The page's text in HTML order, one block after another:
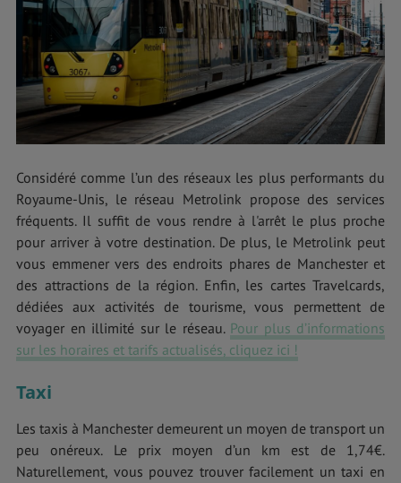
Considéré comme l’un des réseaux les plus performants du
Royaume-Unis, le réseau Metrolink propose des services
fréquents. Il suffit de vous rendre à l'arrêt le plus proche
pour arriver à votre destination. De plus, le Metrolink peut
vous emmener vers des endroits phares de Manchester et
des attractions de la région. Enfin, les cartes Travelcards,
dédiées aux activités de tourisme, vous permettent de
voyager en illimité sur le réseau. Pour plus d’informations
sur les horaires et tarifs actualisés, cliquez ici !
Taxi
Les taxis à Manchester demeurent un moyen de transport un
peu onéreux. Le prix moyen d’un km est de 1,74€.
Naturellement, vous pouvez trouver facilement un taxi en